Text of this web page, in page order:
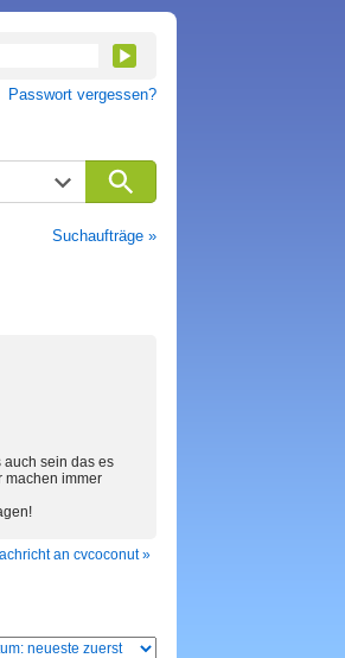
Passwort vergessen?
Suchaufträge »
auch sein das es
machen immer
an cvcoconut »